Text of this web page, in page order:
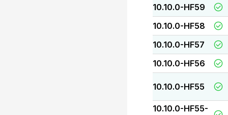
10.10.0-HF59
10.10.0-HF58
10.10.0-HF57
10.10.0-HF56
10.10.0-HF55
10.10.0-HF55-